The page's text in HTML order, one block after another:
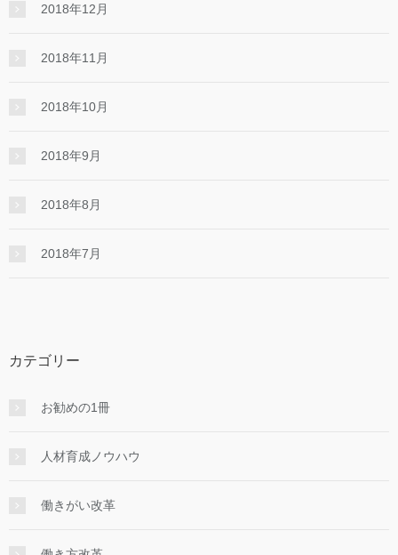
2018年12月
2018年11月
2018年10月
2018年9月
2018年8月
2018年7月
カテゴリー
お勧めの1冊
人材育成ノウハウ
働きがい改革